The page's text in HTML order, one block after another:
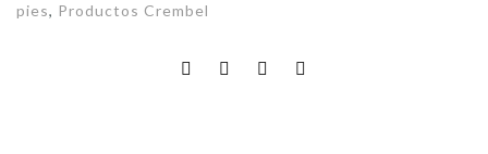
pies, Productos Crembel